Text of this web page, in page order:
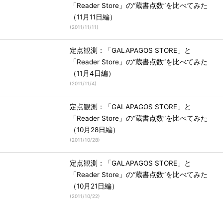
「Reader Store」の“蔵書点数”を比べてみた
（11月11日編）
(2011/11/11)
定点観測：「GALAPAGOS STORE」と
「Reader Store」の“蔵書点数”を比べてみた
（11月4日編）
(2011/11/4)
定点観測：「GALAPAGOS STORE」と
「Reader Store」の“蔵書点数”を比べてみた
（10月28日編）
(2011/10/28)
定点観測：「GALAPAGOS STORE」と
「Reader Store」の“蔵書点数”を比べてみた
（10月21日編）
(2011/10/22)